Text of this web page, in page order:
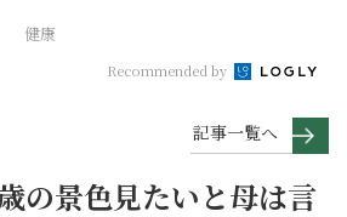
健康
Recommended by
記事一覧へ
の景色見たいと母は言